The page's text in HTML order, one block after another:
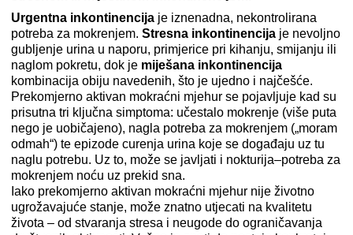
Urgentna inkontinencija je iznenadna, nekontrolirana
potreba za mokrenjem. Stresna inkontinencija je nevoljno
gubljenje urina u naporu, primjerice pri kihanju, smijanju ili
naglom pokretu, dok je miješana inkontinencija
kombinacija obiju navedenih, što je ujedno i najčešće.
Prekomjerno aktivan mokraćni mjehur se pojavljuje kad su
prisutna tri ključna simptoma: učestalo mokrenje (više puta
nego je uobičajeno), nagla potreba za mokrenjem („moram
odmah“) te epizode curenja urina koje se događaju uz tu
naglu potrebu. Uz to, može se javljati i nokturija–potreba za
mokrenjem noću uz prekid sna.
Iako prekomjerno aktivan mokraćni mjehur nije životno
ugrožavajuće stanje, može znatno utjecati na kvalitetu
života – od stvaranja stresa i neugode do ograničavanja